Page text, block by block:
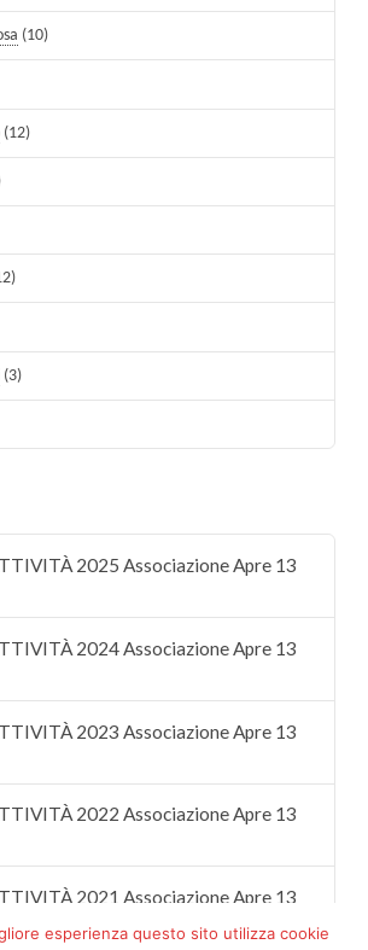
(10)
(12)
(3)
2025 Associazione Apre 13
2024 Associazione Apre 13
2023 Associazione Apre 13
2022 Associazione Apre 13
2021 Associazione Apre 13
esperienza questo sito utilizza cookie